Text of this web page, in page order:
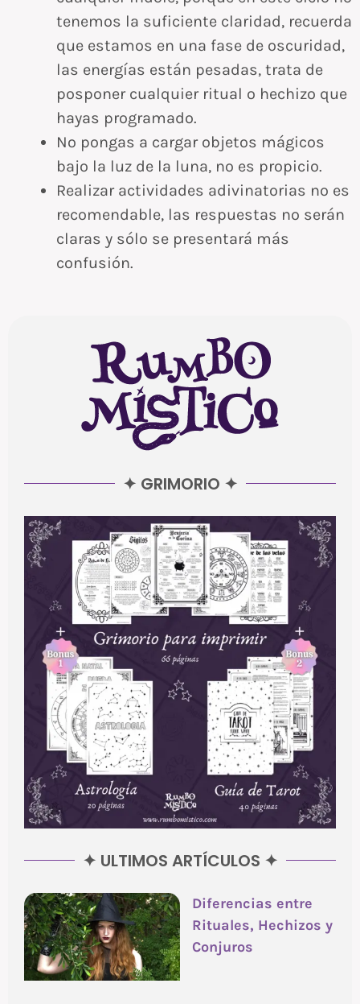
tenemos la suficiente claridad, recuerda
que estamos en una fase de oscuridad,
las energías están pesadas, trata de
posponer cualquier ritual o hechizo que
hayas programado.
No pongas a cargar objetos mágicos
bajo la luz de la luna, no es propicio.
Realizar actividades adivinatorias no es
recomendable, las respuestas no serán
claras y sólo se presentará más
confusión.
✦ GRIMORIO ✦
✦ ULTIMOS ARTÍCULOS ✦
Diferencias entre
Rituales, Hechizos y
Conjuros